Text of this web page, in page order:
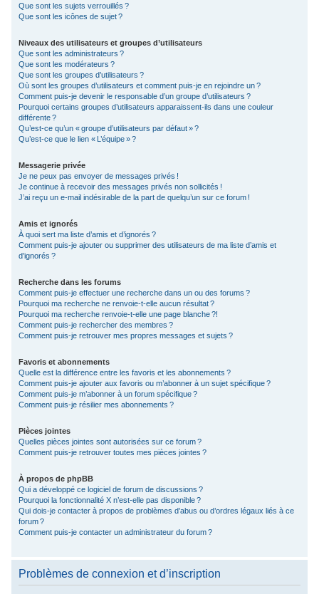
Que sont les sujets verrouillés ?
Que sont les icônes de sujet ?
Niveaux des utilisateurs et groupes d’utilisateurs
Que sont les administrateurs ?
Que sont les modérateurs ?
Que sont les groupes d’utilisateurs ?
Où sont les groupes d’utilisateurs et comment puis-je en rejoindre un ?
Comment puis-je devenir le responsable d’un groupe d’utilisateurs ?
Pourquoi certains groupes d’utilisateurs apparaissent-ils dans une couleur
différente ?
Qu’est-ce qu’un « groupe d’utilisateurs par défaut » ?
Qu’est-ce que le lien « L’équipe » ?
Messagerie privée
Je ne peux pas envoyer de messages privés !
Je continue à recevoir des messages privés non sollicités !
J’ai reçu un e-mail indésirable de la part de quelqu’un sur ce forum !
Amis et ignorés
À quoi sert ma liste d’amis et d’ignorés ?
Comment puis-je ajouter ou supprimer des utilisateurs de ma liste d’amis et
d’ignorés ?
Recherche dans les forums
Comment puis-je effectuer une recherche dans un ou des forums ?
Pourquoi ma recherche ne renvoie-t-elle aucun résultat ?
Pourquoi ma recherche renvoie-t-elle une page blanche ?!
Comment puis-je rechercher des membres ?
Comment puis-je retrouver mes propres messages et sujets ?
Favoris et abonnements
Quelle est la différence entre les favoris et les abonnements ?
Comment puis-je ajouter aux favoris ou m’abonner à un sujet spécifique ?
Comment puis-je m’abonner à un forum spécifique ?
Comment puis-je résilier mes abonnements ?
Pièces jointes
Quelles pièces jointes sont autorisées sur ce forum ?
Comment puis-je retrouver toutes mes pièces jointes ?
À propos de phpBB
Qui a développé ce logiciel de forum de discussions ?
Pourquoi la fonctionnalité X n’est-elle pas disponible ?
Qui dois-je contacter à propos de problèmes d’abus ou d’ordres légaux liés à ce
forum ?
Comment puis-je contacter un administrateur du forum ?
Problèmes de connexion et d’inscription